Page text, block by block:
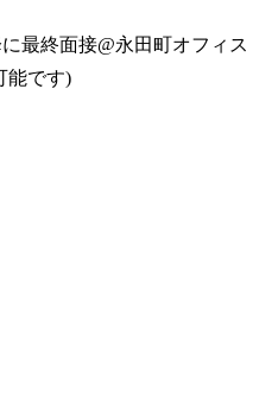
最終面接@永田町オフィス
能です)